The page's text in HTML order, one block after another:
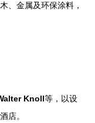
、金属及环保涂料，
Knoll等，以设
店。